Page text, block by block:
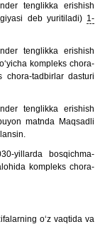
tenglikka erishish
deb yuritiladi) 1-
tenglikka erishish
kompleks chora-
chora-tadbirlar dasturi
tenglikka erishish
matnda Maqsadli
yillarda bosqichma-
kompleks chora-
o‘z vaqtida va